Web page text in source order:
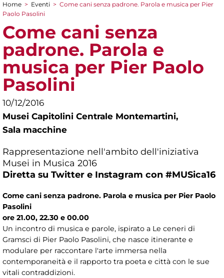
Tu sei qui
Home > Eventi > Come cani senza padrone. Parola e musica per Pier
Paolo Pasolini
Come cani senza
padrone. Parola e
musica per Pier Paolo
Pasolini
10/12/2016
Musei Capitolini Centrale Montemartini,
Sala macchine
Rappresentazione nell'ambito dell'iniziativa
Musei in Musica 2016
Diretta su Twitter e Instagram con #MUSica16
Come cani senza padrone. Parola e musica per Pier Paolo
Pasolini
ore 21.00, 22.30 e 00.00
Un incontro di musica e parole, ispirato a Le ceneri di
Gramsci di Pier Paolo Pasolini, che nasce itinerante e
modulare per raccontare l'arte immersa nella
contemporaneità e il rapporto tra poeta e città con le sue
vitali contraddizioni.